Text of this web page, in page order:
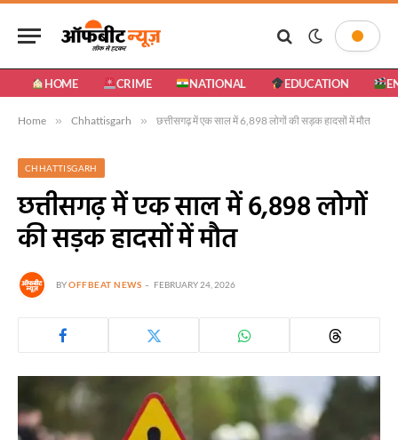
HOME CRIME NATIONAL EDUCATION
Home » Chhattisgarh » छत्तीसगढ़ में एक साल में 6,898 लोगों की सड़क हादसों में मौत
CHHATTISGARH
छत्तीसगढ़ में एक साल में 6,898 लोगों
की सड़क हादसों में मौत
BYOFFBEAT NEWS FEBRUARY 24, 2026